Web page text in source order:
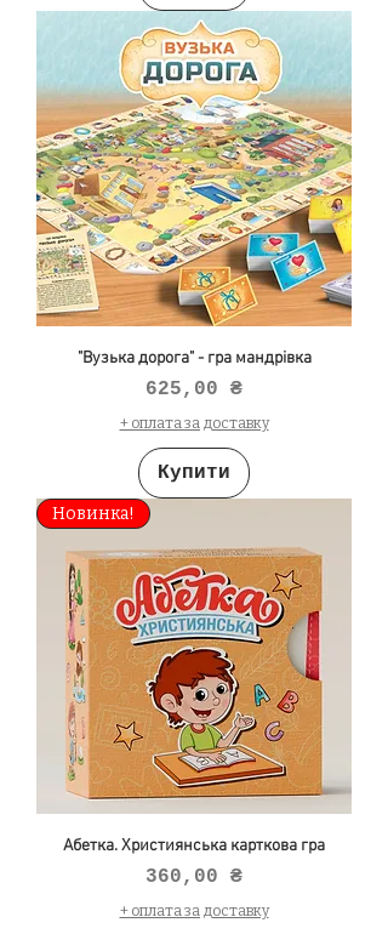
"Вузька дорога" - гра мандрівка
Ціна
625,00 ₴
+ оплата за доставку
Купити
Новинка!
Абетка. Християнська карткова гра
Ціна
360,00 ₴
+ оплата за доставку